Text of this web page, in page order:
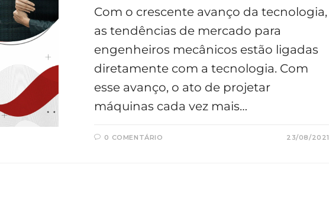
Com o crescente avanço da tecnologia,
as tendências de mercado para
engenheiros mecânicos estão ligadas
diretamente com a tecnologia. Com
esse avanço, o ato de projetar
máquinas cada vez mais…
0 COMENTÁRIO 23/08/2021